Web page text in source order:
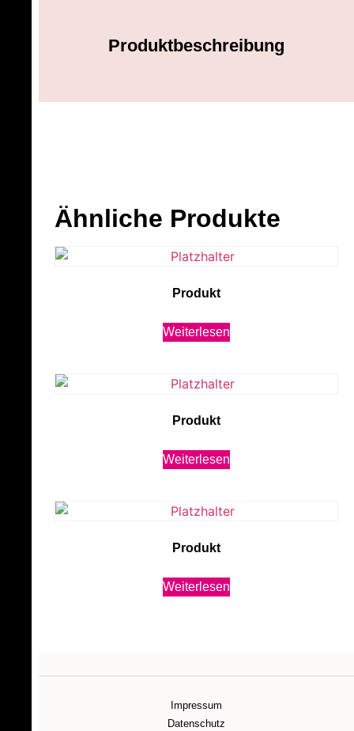
Produktbeschreibung
Ähnliche Produkte
Produkt
Weiterlesen
Produkt
Weiterlesen
Produkt
Weiterlesen
Impressum
Datenschutz